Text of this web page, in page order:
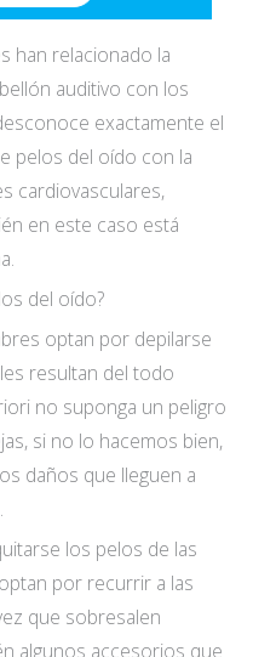
de política de
han relacionado la
auditivo con los
exactamente el
pelos del oído con la
cardiovasculares,
en este caso está
del oído?
optan por depilarse
resultan del todo
no suponga un peligro
si no lo hacemos bien,
daños que lleguen a
los pelos de las
por recurrir a las
que sobresalen
algunos accesorios que